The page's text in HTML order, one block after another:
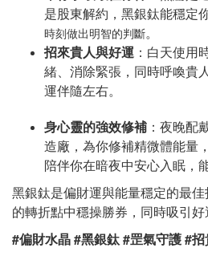
是股東解約，黑銀鈦能穩定
時刻做出明智的判斷。
招來貴人與好運 ：白天使用
緒、消除緊張，同時呼喚貴
運伴隨左右。
身心靈的強效修補 ：夜晚配
造廠，為你修補精微體能量
陪伴你在暗夜中安心入眠，
黑銀鈦是偏財運與能量穩定的最
的轉折點中穩操勝券，同時吸引好
#偏財水晶 #黑銀鈦 #罡氣守護 #